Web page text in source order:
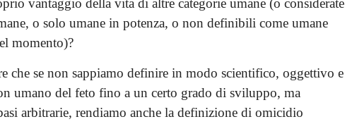
vantaggio della vita di altre categorie umane (o considerate
o solo umane in potenza, o non definibili come umane
momento)?
che se non sappiamo definire in modo scientifico, oggettivo e
umano del feto fino a un certo grado di sviluppo, ma
arbitrarie, rendiamo anche la definizione di omicidio